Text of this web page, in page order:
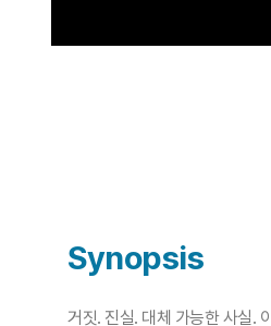
Synopsis
거짓. 진실. 대체 가능한 사실.